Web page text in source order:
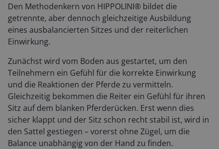
Den Methodenkern von HIPPOLINI® bildet die
getrennte, aber dennoch gleichzeitige Ausbildung
eines ausbalancierten Sitzes und der reiterlichen
Einwirkung.
Zunächst wird vom Boden aus gestartet, um den
Teilnehmern ein Gefühl für die korrekte Einwirkung
und die Reaktionen der Pferde zu vermitteln.
Gleichzeitig bekommen die Reiter ein Gefühl für ihren
Sitz auf dem blanken Pferderücken. Erst wenn dies
sicher klappt und der Sitz schon recht stabil ist, wird in
den Sattel gestiegen – vorerst ohne Zügel, um die
Balance unabhängig von der Hand zu finden.